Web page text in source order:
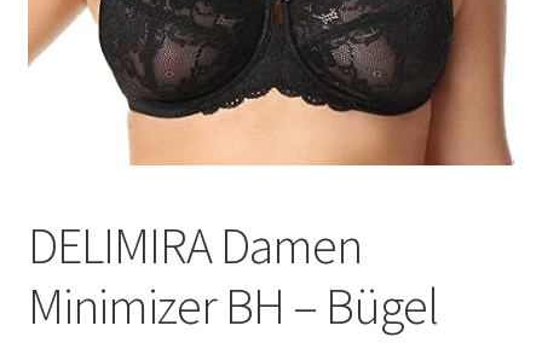
DELIMIRA Damen
Minimizer BH – Bügel